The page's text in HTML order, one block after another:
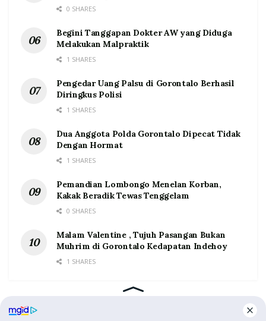
0 SHARES
Begini Tanggapan Dokter AW yang Diduga
Melakukan Malpraktik
1 SHARES
Pengedar Uang Palsu di Gorontalo Berhasil
Diringkus Polisi
1 SHARES
Dua Anggota Polda Gorontalo Dipecat Tidak
Dengan Hormat
1 SHARES
Pemandian Lombongo Menelan Korban,
Kakak Beradik Tewas Tenggelam
0 SHARES
Malam Valentine , Tujuh Pasangan Bukan
Muhrim di Gorontalo Kedapatan Indehoy
1 SHARES